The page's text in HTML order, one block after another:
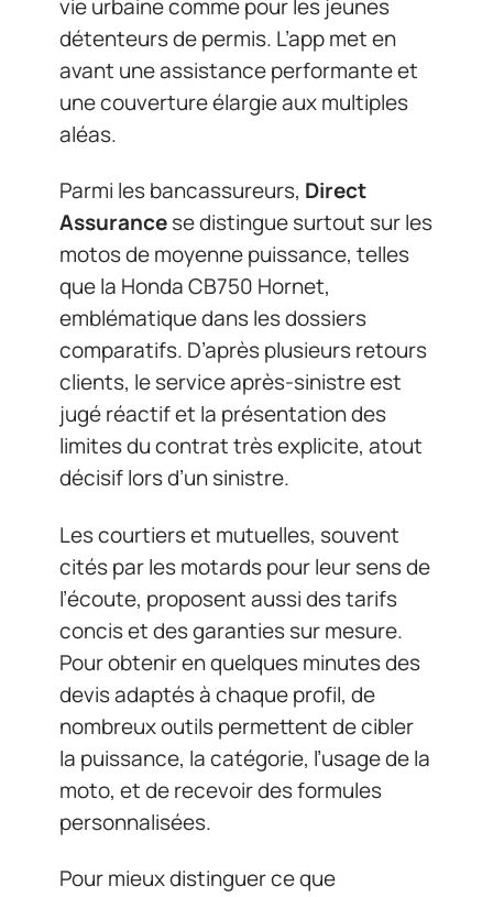
vie urbaine comme pour les jeunes
détenteurs de permis. L’app met en
avant une assistance performante et
une couverture élargie aux multiples
aléas.
Parmi les bancassureurs, Direct
Assurancese distingue surtout sur les
motos de moyenne puissance, telles
que la Honda CB750 Hornet,
emblématique dans les dossiers
comparatifs. D’après plusieurs retours
clients, le service après-sinistre est
jugé réactif et la présentation des
limites du contrat très explicite, atout
décisif lors d’un sinistre.
Les courtiers et mutuelles, souvent
cités par les motards pour leur sens de
l’écoute, proposent aussi des tarifs
concis et des garanties sur mesure.
Pour obtenir en quelques minutes des
devis adaptés à chaque profil, de
nombreux outils permettent de cibler
la puissance, la catégorie, l’usage de la
moto, et de recevoir des formules
personnalisées.
Pour mieux distinguer ce que